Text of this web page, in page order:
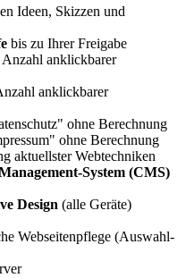
Ideen, Skizzen und
bis zu Ihrer Freigabe
anklickbarer
anklickbarer
ohne Berechnung
ohne Berechnung
aktuellster Webtechniken
System (CMS)
Design (alle Geräte)
Webseitenpflege (Auswahl-